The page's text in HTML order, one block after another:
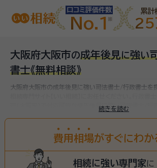
口コミ評価件数
No.1
累計
25
大阪府大阪市の成年後見 に強い
書士《無料相談》
続きを読む
大阪府大阪市の成年後見に強い司法書士/行政書士を
市(大阪府)で対応可能な成年後見に強い司法書士/行
費 用 相 場がすぐにわか
相続に強い専門家に